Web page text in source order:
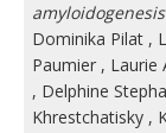
Dominika Pilat ,
Paumier , Laurie
, Delphine
Khrestchatisky ,